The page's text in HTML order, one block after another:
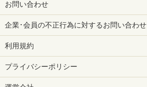
お問い合わせ
企業･会員の不正行為に対するお問い合わせ
利用規約
プライバシーポリシー